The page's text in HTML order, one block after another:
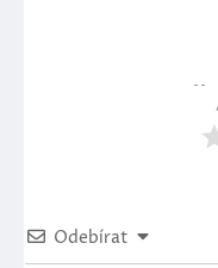
Odebírat